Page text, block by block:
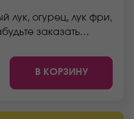
лук, огурец, лук фри,
заказать
блюда может
В КОРЗИНУ